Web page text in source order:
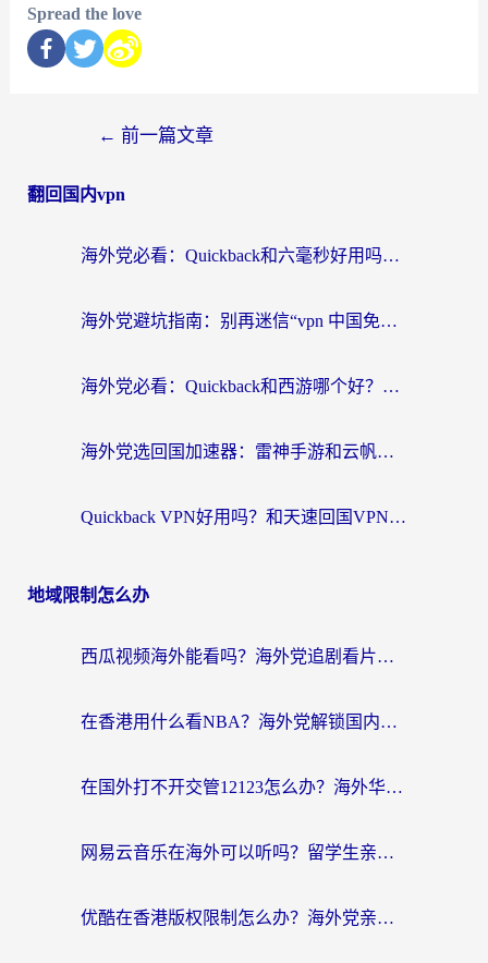
Spread the love
← 前一篇文章
翻回国内vpn
海外党必看：Quickback和六毫秒好用吗？3步选对回国加速器，无缝刷国内剧玩游戏
海外党避坑指南：别再迷信“vpn 中国免费”，选对回国加速器才能无缝刷国内资源
海外党必看：Quickback和西游哪个好？3个维度教你选对回国加速器
海外党选回国加速器：雷神手游和云帆哪个好？附3组对比+避坑指南
Quickback VPN好用吗？和天速回国VPN对比哪个回国效果更好？海外党必看的真实体验指南
地域限制怎么办
西瓜视频海外能看吗？海外党追剧看片的终极解决方案来了
在香港用什么看NBA？海外党解锁国内体育直播的终极攻略
在国外打不开交管12123怎么办？海外华人必看的回国加速全攻略
网易云音乐在海外可以听吗？留学生亲测有效的回国加速方案
优酷在香港版权限制怎么办？海外党亲测有效的追剧加速方案